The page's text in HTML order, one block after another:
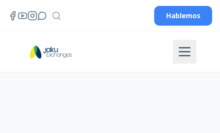
Hablemos